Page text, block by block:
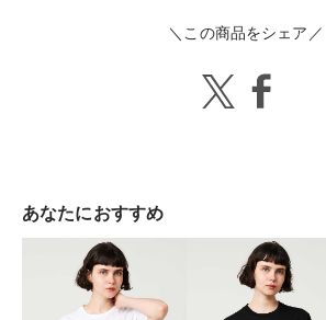
＼この商品をシェア／
あなたにおすすめ